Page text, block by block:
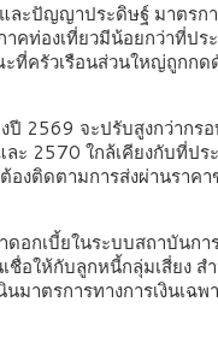
ะปัญญาประดิษฐ์ มาตรก
ท่องเที่ยวมีน้อยกว่าที่ปร
ที่ครัวเรือนส่วนใหญ่ถูกก
ปี 2569 จะปรับสูงกว่ากร
2570 ใกล้เคียงกับที่ประ
งติดตามการส่งผ่านราคา
อกเบี้ยในระบบสถาบันกา
ชื่อให้กับลูกหนี้กลุ่มเสี่ยง
าตรการทางการเงินเฉพ